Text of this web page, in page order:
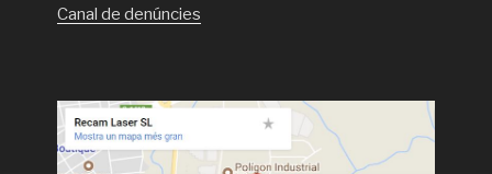
Canal de denúncies